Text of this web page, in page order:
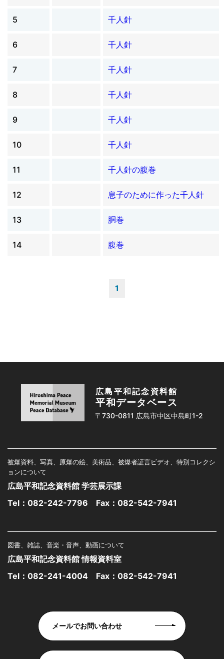
5 千人針
6 千人針
7 千人針
8 千人針
9 千人針
10 千人針
11 千人針の腹巻
12 息子のために作った千人針
13 胴巻
14 腹巻
1
広島平和記念資料館
平和データベース
〒730-0811 広島市中区中島町1-2
被爆資料、写真、原爆の絵、美術品、被爆者証言ビデオ、特別コレクシ
ョンについて
広島平和記念資料館 学芸展示課
Tel： 082-242-7796 Fax：082-542-7941
図書、雑誌、音楽・音声、動画について
広島平和記念資料館 情報資料室
Tel： 082-241-4004 Fax：082-542-7941
メールでお問い合わせ